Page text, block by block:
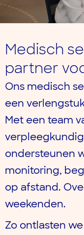
Medisch
partner
Ons medisch
een
Met een team
ondersteunen
monitoring,
op afstand.
weekenden.
Zo ontlasten